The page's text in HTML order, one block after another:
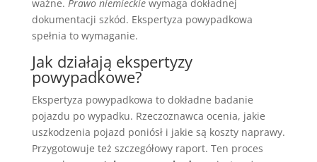
ważne. Prawo niemieckiewymaga dokładnej
dokumentacji szkód. Ekspertyza powypadkowa
spełnia to wymaganie.
Jak działają ekspertyzy
powypadkowe?
Ekspertyza powypadkowa to dokładne badanie
pojazdu po wypadku. Rzeczoznawca ocenia, jakie
uszkodzenia pojazd poniósł i jakie są koszty naprawy.
Przygotowuje też szczegółowy raport. Ten proces